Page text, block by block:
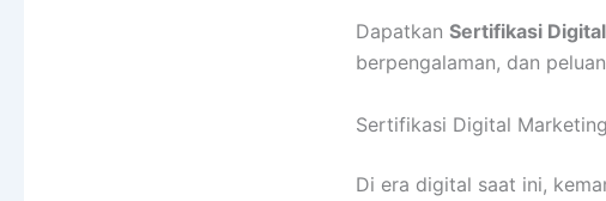
Dapatkan Sertifikasi
berpengalaman, dan
Sertifikasi Digital
Di era digital saat ini,